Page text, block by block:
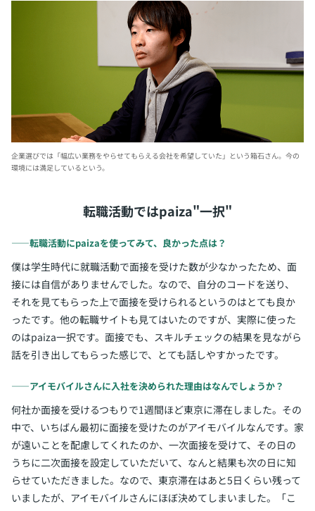
企業選びでは「幅広い業務をやらせてもらえる会社を希望していた」という箱石さん。今の
環境には満足しているという。
転職活動ではpaiza"一択"
――転職活動にpaizaを使ってみて、良かった点は？
僕は学生時代に就職活動で面接を受けた数が少なかったため、面
接には自信がありませんでした。なので、自分のコードを送り、
それを見てもらった上で面接を受けられるというのはとても良か
ったです。他の転職サイトも見てはいたのですが、実際に使った
のはpaiza一択です。面接でも、スキルチェックの結果を見ながら
話を引き出してもらった感じで、とても話しやすかったです。
――アイモバイルさんに入社を決められた理由はなんでしょうか？
何社か面接を受けるつもりで1週間ほど東京に滞在しました。その
中で、いちばん最初に面接を受けたのがアイモバイルなんです。家
が遠いことを配慮してくれたのか、一次面接を受けて、その日の
うちに二次面接を設定していただいて、なんと結果も次の日に知
らせていただきました。なので、東京滞在はあと5日くらい残って
いましたが、アイモバイルさんにほぼ決めてしまいました。「こ